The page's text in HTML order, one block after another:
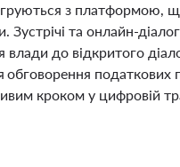
з платформою,
Зустрічі та онлайн-
до відкритого
податкових
кроком у цифровій